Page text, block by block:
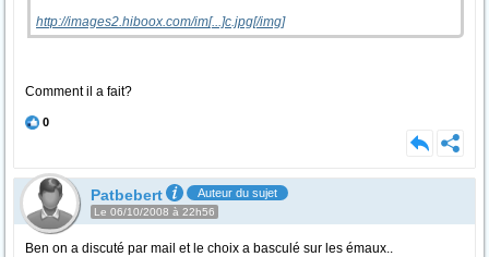
http://images2.hiboox.com/im[...]c.jpg[/img]
Comment il a fait?
0
Patbebert Auteur du sujet
Le 06/10/2008 à 22h56
Ben on a discuté par mail et le choix a basculé sur les émaux..